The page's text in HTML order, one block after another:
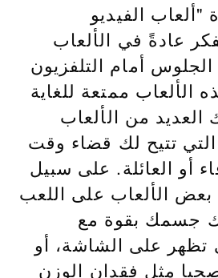
"ألعاب الفيديو
عادةً في الألعاب
الجلوس أمام التلفزيون
الألعاب ممتعة للغاية
العديد من الألعاب
التي تتيح لك قضاء وقت
أو العائلة. على سبيل
الألعاب على اللعب
جسمك بقوة مع
تظهر على الشاشة، أو
مثل فقدان الوزن